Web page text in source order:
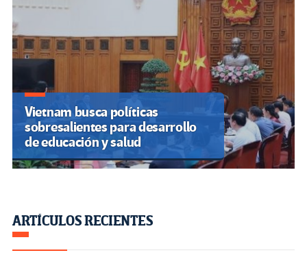
Vietnam busca políticas
sobresalientes para desarrollo
de educación y salud
ARTÍCULOS RECIENTES